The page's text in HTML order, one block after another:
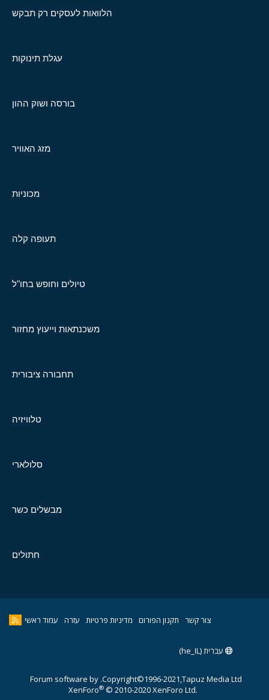
הלוואות לעסקים רק תבקש
עגלת תינוקות
בורסה ושוק ההון
מזג האוויר
מכוניות
תעופה קלה
טיולים וחופש בחו"ל
משכנתאות וייעוץ מחזור
תחבורה ציבורית
טלוויזיה
סלולארי
מבשלים כשר
חתולים
צור קשר תקנון הפורום מדיניות פרטיות עזרה עמוד ראשי
עברית (he_IL)
Copyright©1996-2021,Tapuz Media Ltd.
Forum software by
XenForo® © 2010-2020 XenForo Ltd.